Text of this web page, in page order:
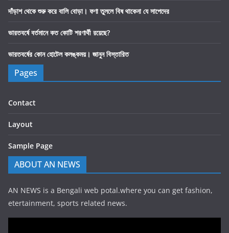
দাঁড়াশ থেকে শুরু করে বালি বোড়া। ফণা তুললে বিষ থাকেনা যে সাপেদের
ভারতবর্ষে বর্তমানে কত কোটি শরণার্থী রয়েছে?
ভারতবর্ষের কোন হোটেল কলঙ্কময়। জানুন বিস্তারিত
Pages
Contact
Layout
Sample Page
ABOUT AN NEWS
AN NEWS is a Bengali web potal.where you can get fashion,
etertainment, sports related news.